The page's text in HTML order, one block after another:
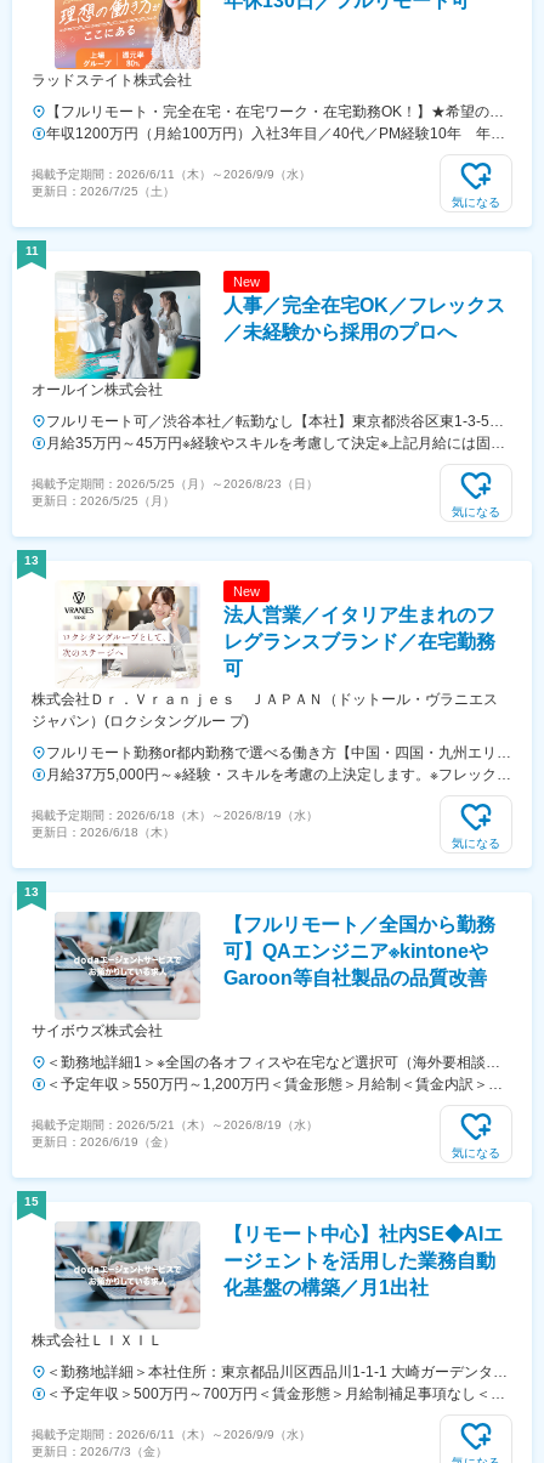
ラッドステイト株式会社
【フルリモート・完全在宅・在宅ワーク・在宅勤務OK！】★希望のな
い転勤はなし★プライベートを大切にした働き方を実現！★東京・大
阪・名古屋・北海道・福岡など全国の希望の勤務地で希望の働き方がで
きます！★入社後に本人希望で上京や地方への引っ越しした方も複数名
いて、その人に合った働き方を実現！★U・Iターン歓迎★受動喫煙対
知県名古屋市中区栄3-15-33 栄ガスビル13F■大阪：南海なんば駅直
結 大阪府大阪市浪速区難波中2-10-70 なんばパークスタワー19F■福
岡：博多駅より徒歩2分 福岡県福岡市博多区博多駅前3-4-25 アクロス
キューブ博多駅前
年収1200万円（月給100万円）入社3年目／40代／PM経験10年 年収
掲載予定期間： 2026/6/11（木） ～2026/9/9（水）
更新日： 2026/7/25（土）
気になる
11
New
人事／完全在宅OK／フレックス
／未経験から採用のプロへ
オールイン株式会社
フルリモート可／渋谷本社／転勤なし【本社】東京都渋谷区東1-3-5
MORE-EXCELLENCE 2F※「渋谷駅」より徒歩約8分／「表参道駅」よ
月給35万円～45万円※経験やスキルを考慮して決定※上記月給には固定
残業代92,000円～118,000円／月40時間分を含む（超過分は別途支
給）
掲載予定期間： 2026/5/25（月） ～2026/8/23（日）
更新日： 2026/5/25（月）
気になる
13
New
法人営業／イタリア生まれのフ
レグランスブランド／在宅勤務
可
株式会社Ｄｒ．Ｖｒａｎｊｅｓ ＪＡＰＡＮ（ドットール・ヴラニエス
ジャパン）(ロクシタングルー プ)
フルリモート勤務or都内勤務で選べる働き方【中国・四国・九州エリア
在住の場合】ご自宅を拠点としたフルリモート勤務です。担当エリアの
顧客先へは直行直帰遠方の場合は出張対応あり。※出張先では車移動も
ございます。（AT限定可）【首都圏在住者の場合】・出張で四国/中国/
九州を対応をしてしていただきます。・出張頻度：月1-2回（2泊～5泊
月給37万5,000円～※経験・スキルを考慮の上決定します。※フレックス
タイム制のため、時間外労働が発生した場合は、別日に勤務時間を短縮
するなど、月内で調整しています。☆成果・頑張りを給与に還元年2回
の面談で、半期ごとの評価をフィードバック。
掲載予定期間： 2026/6/18（木） ～2026/8/19（水）
更新日： 2026/6/18（木）
気になる
13
【フルリモート／全国から勤務
可】QAエンジニア※kintoneや
Garoon等自社製品の品質改善
サイボウズ株式会社
＜勤務地詳細1＞※全国の各オフィスや在宅など選択可（海外要相談）
住所：エントリー時に、働き方の希望をお聞かせください。 受動喫煙
対策：屋内全面禁煙＜勤務地詳細2＞※日本国内を前提に全国の各オフ
ィスや在宅など選択可住所：東京都中央区日本橋2-7-1東京日本橋タワ
ー27（本社） エントリー時に、働き方の希望をお聞かせください。受
＜予定年収＞550万円～1,200万円＜賃金形態＞月給制＜賃金内訳＞月
額（基本給）：297,100円～655,200円その他固定手当/月：5,000円固
定残業手当/月：92,900円～204,800円（固定残業時間40時間0分/月）
超過した時間外労働の残業手当は追加支給＜月給＞395,000円～
月 ただし、契約の所定労働時間が月80時間以下の場合は2,500円／
月）賃金はあくまでも目安の金額であり、選考を通じて上下する可能性
があります。月給(月額)は固定手当を含めた表記です。
掲載予定期間： 2026/5/21（木） ～2026/8/19（水）
更新日： 2026/6/19（金）
気になる
15
【リモート中心】社内SE◆AIエ
ージェントを活用した業務自動
化基盤の構築／月1出社
株式会社ＬＩＸＩＬ
＜勤務地詳細＞本社住所：東京都品川区西品川1-1-1 大崎ガーデンタワ
ー24F受動喫煙対策：敷地内喫煙可能場所あり変更の範囲：会社の定め
＜予定年収＞500万円～700万円＜賃金形態＞月給制補足事項なし＜賃
金内訳＞月額（基本給）：260,000円～410,000円＜月給＞260,000円
～410,000円＜昇給有無＞有＜残業手当＞有＜給与補足＞※年齢と経験
に基づき決定します（応相談）。■昇給：年1回（4月）■賞与：年2回
掲載予定期間： 2026/6/11（木） ～2026/9/9（水）
更新日： 2026/7/3（金）